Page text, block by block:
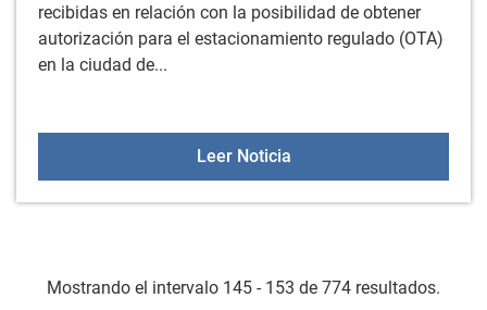
recibidas en relación con la posibilidad de obtener
autorización para el estacionamiento regulado (OTA)
en la ciudad de...
Leer NoticiaBando relativo a
Mostrando el intervalo 145 - 153 de 774 resultados.